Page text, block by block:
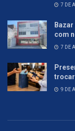
7 DE
com
7 DE
trocar
9 DE